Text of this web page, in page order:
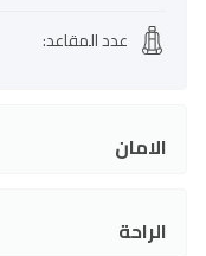
عدد المقاعد:
الامان
الراحة